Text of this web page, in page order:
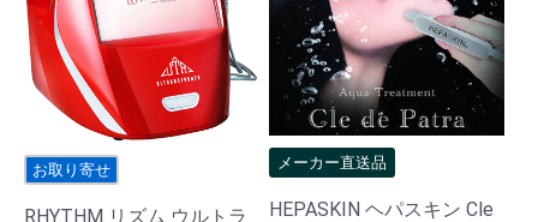
お取り寄せ
RHYTHM リズム ウルトラ
メーカー直送品
HEPASKIN ヘパスキン Cle